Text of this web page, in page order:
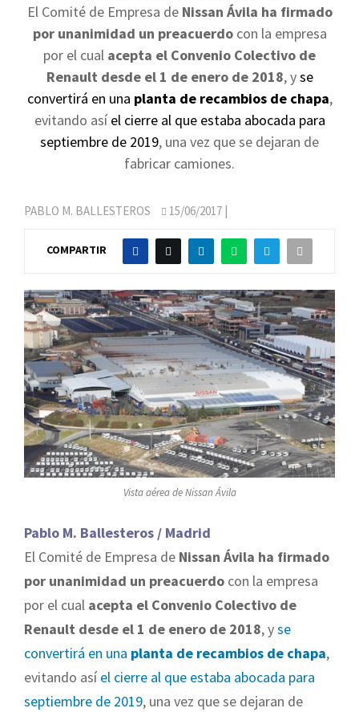
El Comité de Empresa de Nissan Ávila ha firmado
por unanimidad un preacuerdocon la empresa
por el cual acepta el Convenio Colectivo de
Renault desde el 1 de enero de 2018, yse
convertirá en una planta de recambios de chapa,
evitando así el cierre al que estaba abocada para
septiembre de 2019, una vez que se dejaran de
fabricar camiones.
PABLO M. BALLESTEROS 15/06/2017 |
COMPARTIR
Vista aérea de Nissan Ávila
Pablo M. Ballesteros / Madrid
El Comité de Empresa de Nissan Ávila ha firmado
por unanimidad un preacuerdo con la empresa
por el cual acepta el Convenio Colectivo de
Renault desde el 1 de enero de 2018, yse
convertirá en una planta de recambios de chapa,
evitando así el cierre al que estaba abocada para
septiembre de 2019, una vez que se dejaran de